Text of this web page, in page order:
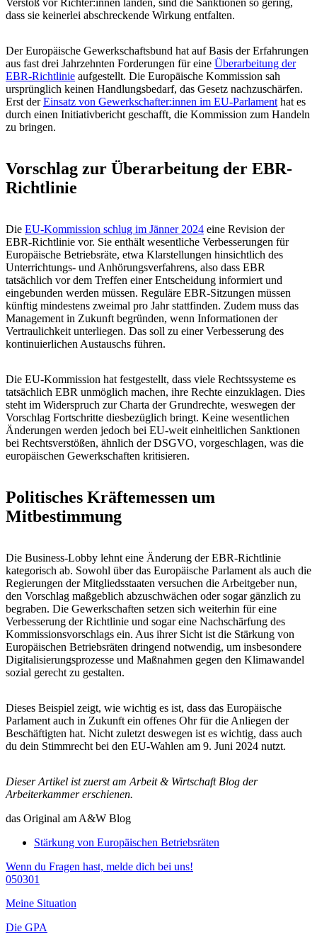
Verstoß vor Richter:innen landen, sind die Sanktionen so gering,
dass sie keinerlei abschreckende Wirkung entfalten.
Der Europäische Gewerkschaftsbund hat auf Basis der Erfahrungen
aus fast drei Jahrzehnten Forderungen für eine Überarbeitung der
EBR-Richtlinie aufgestellt. Die Europäische Kommission sah
ursprünglich keinen Handlungsbedarf, das Gesetz nachzuschärfen.
Erst derEinsatz von Gewerkschafter:innen im EU-Parlament hat es
durch einen Initiativbericht geschafft, die Kommission zum Handeln
zu bringen.
Vorschlag zur Überarbeitung der EBR-
Richtlinie
Die EU-Kommission schlug im Jänner 2024 eine Revision der
EBR-Richtlinie vor. Sie enthält wesentliche Verbesserungen für
Europäische Betriebsräte, etwa Klarstellungen hinsichtlich des
Unterrichtungs- und Anhörungsverfahrens, also dass EBR
tatsächlich vor dem Treffen einer Entscheidung informiert und
eingebunden werden müssen. Reguläre EBR-Sitzungen müssen
künftig mindestens zweimal pro Jahr stattfinden. Zudem muss das
Management in Zukunft begründen, wenn Informationen der
Vertraulichkeit unterliegen. Das soll zu einer Verbesserung des
kontinuierlichen Austauschs führen.
Die EU-Kommission hat festgestellt, dass viele Rechtssysteme es
tatsächlich EBR unmöglich machen, ihre Rechte einzuklagen. Dies
steht im Widerspruch zur Charta der Grundrechte, weswegen der
Vorschlag Fortschritte diesbezüglich bringt. Keine wesentlichen
Änderungen werden jedoch bei EU-weit einheitlichen Sanktionen
bei Rechtsverstößen, ähnlich der DSGVO, vorgeschlagen, was die
europäischen Gewerkschaften kritisieren.
Politisches Kräftemessen um
Mitbestimmung
Die Business-Lobby lehnt eine Änderung der EBR-Richtlinie
kategorisch ab. Sowohl über das Europäische Parlament als auch die
Regierungen der Mitgliedsstaaten versuchen die Arbeitgeber nun,
den Vorschlag maßgeblich abzuschwächen oder sogar gänzlich zu
begraben. Die Gewerkschaften setzen sich weiterhin für eine
Verbesserung der Richtlinie und sogar eine Nachschärfung des
Kommissionsvorschlags ein. Aus ihrer Sicht ist die Stärkung von
Europäischen Betriebsräten dringend notwendig, um insbesondere
Digitalisierungsprozesse und Maßnahmen gegen den Klimawandel
sozial gerecht zu gestalten.
Dieses Beispiel zeigt, wie wichtig es ist, dass das Europäische
Parlament auch in Zukunft ein offenes Ohr für die Anliegen der
Beschäftigten hat. Nicht zuletzt deswegen ist es wichtig, dass auch
du dein Stimmrecht bei den EU-Wahlen am 9. Juni 2024 nutzt.
Dieser Artikel ist zuerst am Arbeit & Wirtschaft Blog der
Arbeiterkammer erschienen.
das Original am A&W Blog
Stärkung von Europäischen Betriebsräten
Wenn du Fragen hast, melde dich bei uns!
050301
Meine Situation
Die GPA